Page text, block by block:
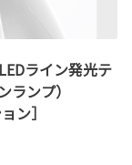
ライン発光テ
ランプ）
ン］